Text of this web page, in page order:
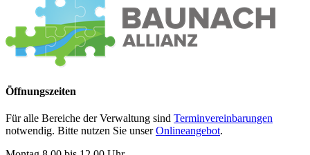
Öffnungszeiten
Für alle Bereiche der Verwaltung sind Terminvereinbarungen
notwendig. Bitte nutzen Sie unserOnlineangebot.